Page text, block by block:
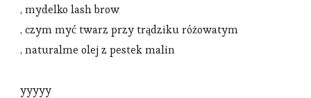
, mydelko lash brow
, czym myć twarz przy trądziku różowatym
, naturalme olej z pestek malin
yyyyy